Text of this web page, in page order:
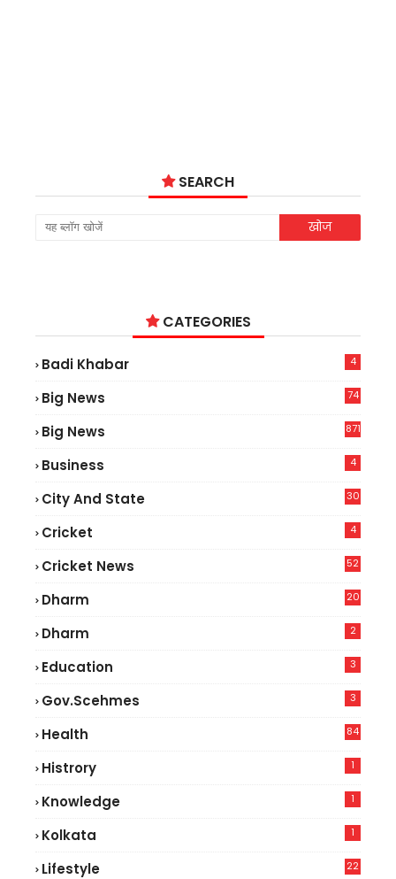
SEARCH
CATEGORIES
Badi Khabar 4
Big News
74
Big News 871
Business 4
City And State 30
Cricket 4
Cricket News
52
Dharm 20
Dharm 2
Education 3
Gov.scehmes 3
Health
84
Histrory 1
Knowledge 1
Kolkata 1
Lifestyle
22